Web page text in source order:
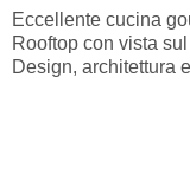
Eccellente cucina
Rooftop con vista
Design, architettura